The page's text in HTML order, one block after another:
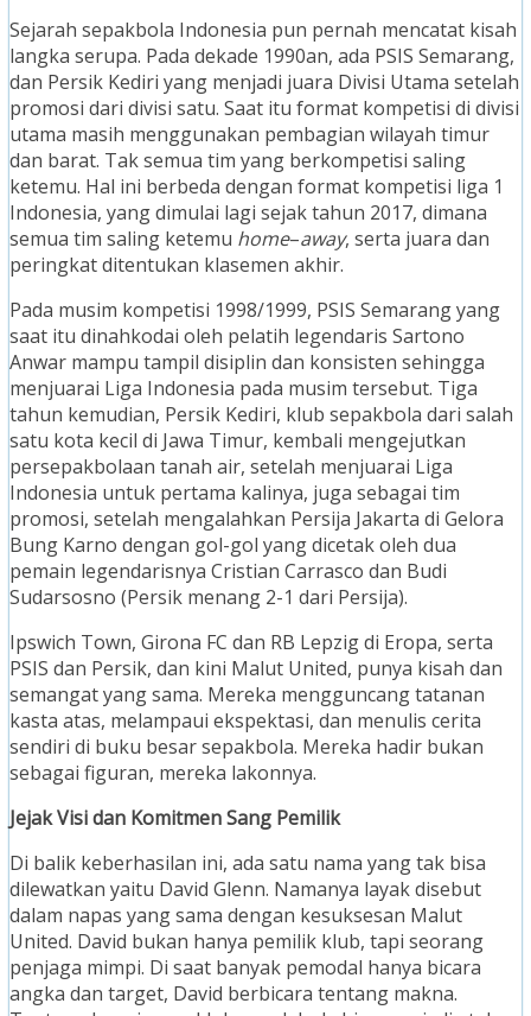
Sejarah sepakbola Indonesia pun pernah mencatat kisah
langka serupa. Pada dekade 1990an, ada PSIS Semarang,
dan Persik Kediri yang menjadi juara Divisi Utama setelah
promosi dari divisi satu. Saat itu format kompetisi di divisi
utama masih menggunakan pembagian wilayah timur
dan barat. Tak semua tim yang berkompetisi saling
ketemu. Hal ini berbeda dengan format kompetisi liga 1
Indonesia, yang dimulai lagi sejak tahun 2017, dimana
semua tim saling ketemu home–away, serta juara dan
peringkat ditentukan klasemen akhir.
Pada musim kompetisi 1998/1999, PSIS Semarang yang
saat itu dinahkodai oleh pelatih legendaris Sartono
Anwar mampu tampil disiplin dan konsisten sehingga
menjuarai Liga Indonesia pada musim tersebut. Tiga
tahun kemudian, Persik Kediri, klub sepakbola dari salah
satu kota kecil di Jawa Timur, kembali mengejutkan
persepakbolaan tanah air, setelah menjuarai Liga
Indonesia untuk pertama kalinya, juga sebagai tim
promosi, setelah mengalahkan Persija Jakarta di Gelora
Bung Karno dengan gol-gol yang dicetak oleh dua
pemain legendarisnya Cristian Carrasco dan Budi
Sudarsosno (Persik menang 2-1 dari Persija).
Ipswich Town, Girona FC dan RB Lepzig di Eropa, serta
PSIS dan Persik, dan kini Malut United, punya kisah dan
semangat yang sama. Mereka mengguncang tatanan
kasta atas, melampaui ekspektasi, dan menulis cerita
sendiri di buku besar sepakbola. Mereka hadir bukan
sebagai figuran, mereka lakonnya.
Jejak Visi dan Komitmen Sang Pemilik
Di balik keberhasilan ini, ada satu nama yang tak bisa
dilewatkan yaitu David Glenn. Namanya layak disebut
dalam napas yang sama dengan kesuksesan Malut
United. David bukan hanya pemilik klub, tapi seorang
penjaga mimpi. Di saat banyak pemodal hanya bicara
angka dan target, David berbicara tentang makna.